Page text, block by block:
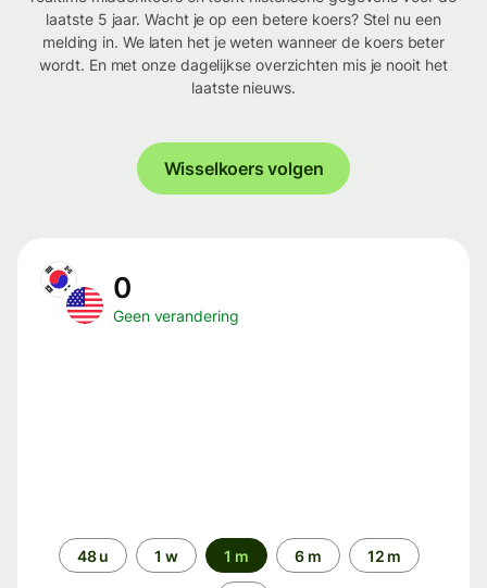
laatste 5 jaar. Wacht je op een betere koers? Stel nu een
melding in. We laten het je weten wanneer de koers beter
wordt. En met onze dagelijkse overzichten mis je nooit het
laatste nieuws.
Wisselkoers volgen
0
Geen verandering
Periode48 u 1 w 1 m 6 m 12 m